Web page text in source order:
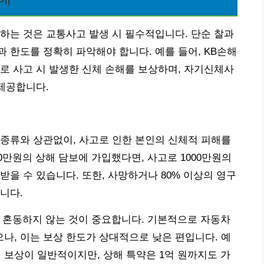
는 것은 교통사고 발생 시 필수적입니다. 단순 찰과
한도를 정확히 파악해야 합니다. 예를 들어, KB손해
사고 시 발생한 신체 손해를 보상하며, 자기신체사
공합니다.
류와 상관없이, 사고로 인한 본인의 신체적 피해를
원의 상해 담보에 가입했다면, 사고로 1000만원의
을 수 있습니다. 또한, 사망하거나 80% 이상의 영구
다.
혼동하지 않는 것이 중요합니다. 기본적으로 자동차
, 이는 보상 한도가 상대적으로 낮은 편입니다. 예
상이 일반적이지만, 상해 특약은 1억 원까지도 가